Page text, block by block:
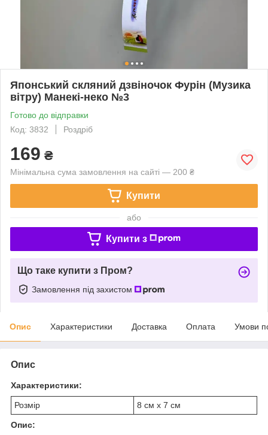
Японський скляний дзвіночок Фурін (Музика
вітру) Манекі-неко №3
Готово до відправки
Код: 3832
Роздріб
169 ₴
Мінімальна сума замовлення на сайті — 200 ₴
Купити
або
Купити з
Що таке купити з Пром?
Замовлення під захистом
Опис Характеристики Доставка Оплата Умови
Опис
Характеристики:
Розмір 8 см х 7 см
Опис: